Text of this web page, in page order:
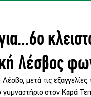
Λέσβος
μετά τις
γυμναστήριο στον Καρά